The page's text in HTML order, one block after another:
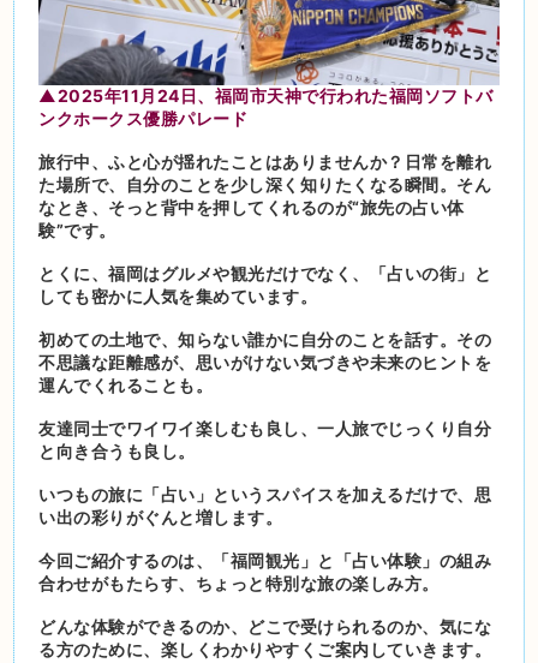
▲2025年11月24日、福岡市天神で行われた福岡ソフトバ
ンクホークス優勝パレード
旅行中、ふと心が揺れたことはありませんか？日常を離れ
た場所で、自分のことを少し深く知りたくなる瞬間。そん
なとき、そっと背中を押してくれるのが“旅先の占い体
験”です。
とくに、福岡はグルメや観光だけでなく、「占いの街」と
しても密かに人気を集めています。
初めての土地で、知らない誰かに自分のことを話す。その
不思議な距離感が、思いがけない気づきや未来のヒントを
運んでくれることも。
友達同士でワイワイ楽しむも良し、一人旅でじっくり自分
と向き合うも良し。
いつもの旅に「占い」というスパイスを加えるだけで、思
い出の彩りがぐんと増します。
今回ご紹介するのは、「福岡観光」と「占い体験」の組み
合わせがもたらす、ちょっと特別な旅の楽しみ方。
どんな体験ができるのか、どこで受けられるのか、気にな
る方のために、楽しくわかりやすくご案内していきます。